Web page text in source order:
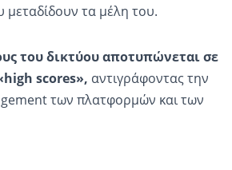
μεταδίδουν τα μέλη του.
του δικτύου αποτυπώνεται σε
scores», αντιγράφοντας την
των πλατφορμών και των